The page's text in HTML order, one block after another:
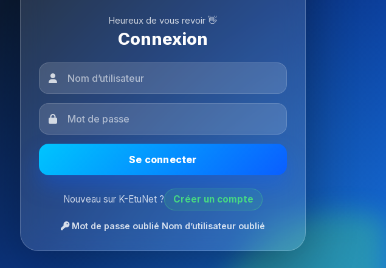
Heureux de vous revoir 👋
Connexion
Se connecter
Nouveau sur K-EtuNet ? Créer un compte
Mot de passe oublié Nom d’utilisateur oublié